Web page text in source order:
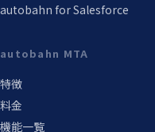
autobahn for Salesforce
autobahn MTA
特徴
料金
機能一覧